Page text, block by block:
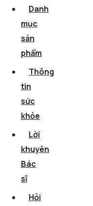
Danh
mục
sản
phẩm
Thông
tin
sức
khỏe
Lời
khuyên
Bác
sĩ
Hỏi